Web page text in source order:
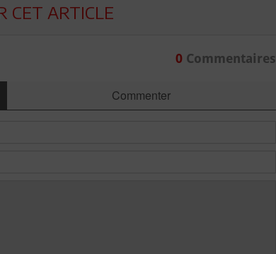
CET ARTICLE
0Commentaires
Commenter